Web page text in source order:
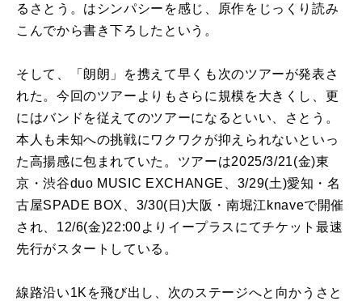
るさとう。はシンパシーを感じ、原作をじっくり読み
こんでから書き下ろしたという。
そして、「朗朗」を携えて早くも次のツアーが発表さ
れた。今回のツアーよりもさらに規模を大きくし、更
にはバンドを従えてのツアーになるといい、さとう。
本人も未知への挑戦にワクワクが抑えられないといっ
た高揚感に包まれていた。ツアーは2025/3/21(金)東
京・渋谷duo MUSIC EXCHANGE、3/29(土)愛知・名
古屋SPADE BOX、3/30(日)大阪・南堀江knaveで開催
され、12/6(金)22:00よりイープラスにてチケット最速
先行がスタートしている。
線路沿い1Kを飛び出し、次のステージへと向かうさと